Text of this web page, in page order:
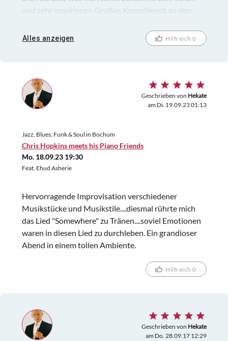
und sehr inspirieren. Großes Kompliment an den
Alles anzeigen Hilfreich 0
Geschrieben von Hekate
am Di. 19.09.23 01:13
Jazz, Blues, Funk & Soul in Bochum
Chris Hopkins meets his Piano Friends
Mo. 18.09.23 19:30
Feat. Ehud Asherie
Hervorragende Improvisation verschiedener
Musikstücke und Musikstile....diesmal rührte mich
das Lied "Somewhere" zu Tränen....soviel Emotionen
waren in diesen Lied zu durchleben. Ein grandioser
Abend in einem tollen Ambiente.
Hilfreich 0
Geschrieben von Hekate
am Do. 28.09.17 12:29